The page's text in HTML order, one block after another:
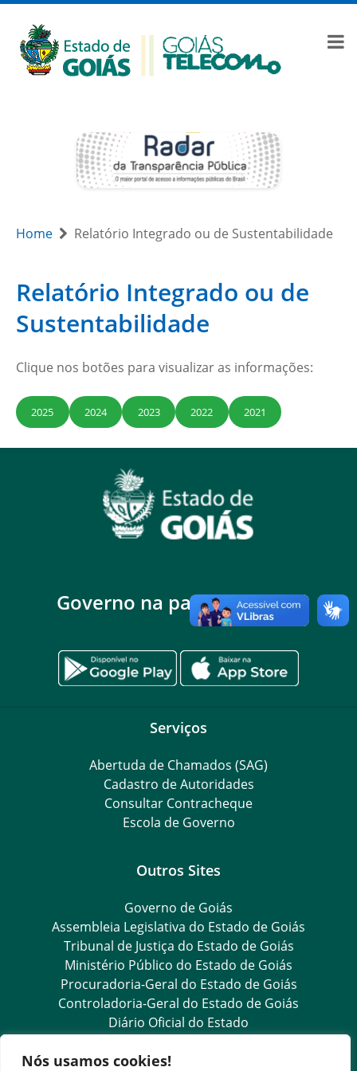
Nós usamos cookies!
Home Relatório Integrado ou de Sustentabilidade
Relatório Integrado ou de
Sustentabilidade
Clique nos botões para visualizar as informações:
2025 2024 2023 2022 2021
Governo na palma da mão
Serviços
Abertuda de Chamados (SAG)
Cadastro de Autoridades
Consultar Contracheque
Escola de Governo
Outros Sites
Governo de Goiás
Assembleia Legislativa do Estado de Goiás
Tribunal de Justiça do Estado de Goiás
Ministério Público do Estado de Goiás
Procuradoria-Geral do Estado de Goiás
Controladoria-Geral do Estado de Goiás
Diário Oficial do Estado